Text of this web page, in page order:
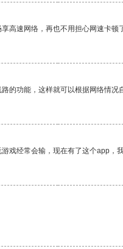
速网络，再也不用担心网速卡
功能，这样就可以根据网络情况
戏经常会输，现在有了这个app，